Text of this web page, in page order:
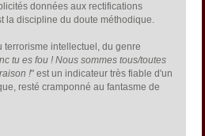
données aux rectifications
la discipline du doute méthodique.
terrorisme intellectuel, du genre
tu es fou ! Nous sommes tous/toutes
!" est un indicateur très fiable d'un
resté cramponné au fantasme de